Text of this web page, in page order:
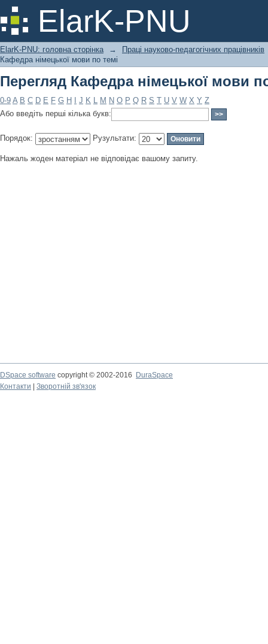
ElarK-PNU
Перегляд Кафедра німецької мови
ElarK-PNU: головна сторінка →
Праці науково-педагогічних працівників
Кафедра німецької мови по темі
Перегляд Кафедра німецької мови
0-9 A B C D E F G H J K L M N O P Q R S T U V W X Y Z
Або введіть перші кілька букв:
Порядок: Рузультати:
Нажаль жоден матеріал не відповідає вашому запиту.
DSpace software copyright © 2002-2016
DuraSpace
Контакти
Зворотній зв'язок